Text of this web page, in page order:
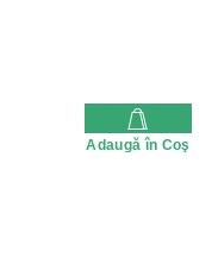
Adaugă în Coş